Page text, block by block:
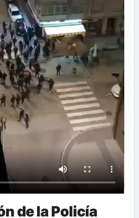
de la Policía